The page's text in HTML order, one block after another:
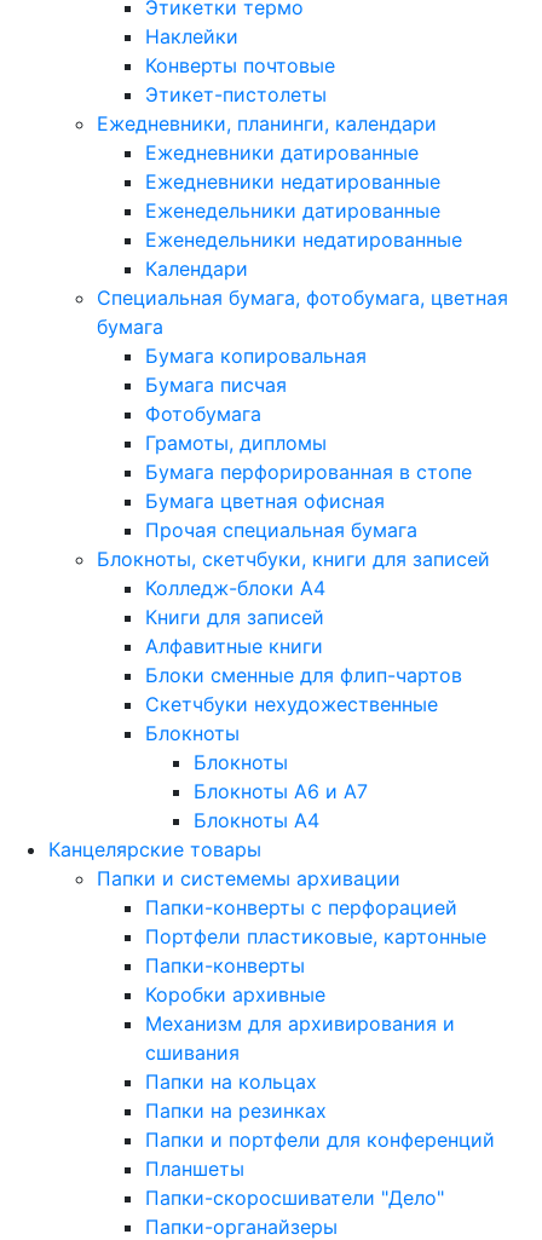
Этикетки термо
Наклейки
Конверты почтовые
Этикет-пистолеты
Ежедневники, планинги, календари
Ежедневники датированные
Ежедневники недатированные
Еженедельники датированные
Еженедельники недатированные
Календари
Специальная бумага, фотобумага, цветная
бумага
Бумага копировальная
Бумага писчая
Фотобумага
Грамоты, дипломы
Бумага перфорированная в стопе
Бумага цветная офисная
Прочая специальная бумага
Блокноты, скетчбуки, книги для записей
Колледж-блоки А4
Книги для записей
Алфавитные книги
Блоки сменные для флип-чартов
Скетчбуки нехудожественные
Блокноты
Блокноты
Блокноты A6 и A7
Блокноты A4
Канцелярские товары
Папки и системемы архивации
Папки-конверты с перфорацией
Портфели пластиковые, картонные
Папки-конверты
Коробки архивные
Механизм для архивирования и
сшивания
Папки на кольцах
Папки на резинках
Папки и портфели для конференций
Планшеты
Папки-скоросшиватели "Дело"
Папки-органайзеры